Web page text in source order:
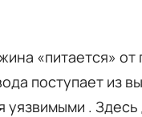
«питается»
поступает из
уязвимыми .